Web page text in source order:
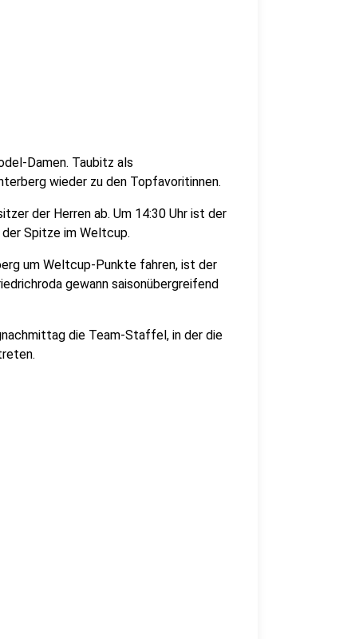
Damen. Taubitz als
wieder zu den Topfavoritinnen.
der Herren ab. Um 14:30 Uhr ist der
Spitze im Weltcup.
um Weltcup-Punkte fahren, ist der
gewann saisonübergreifend
die Team-Staffel, in der die